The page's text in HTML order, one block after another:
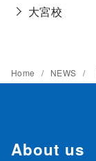
大宮校
Home NEWS
About us